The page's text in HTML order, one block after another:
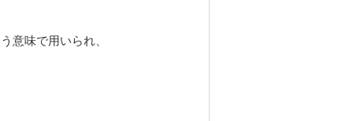
意味で用いられ、